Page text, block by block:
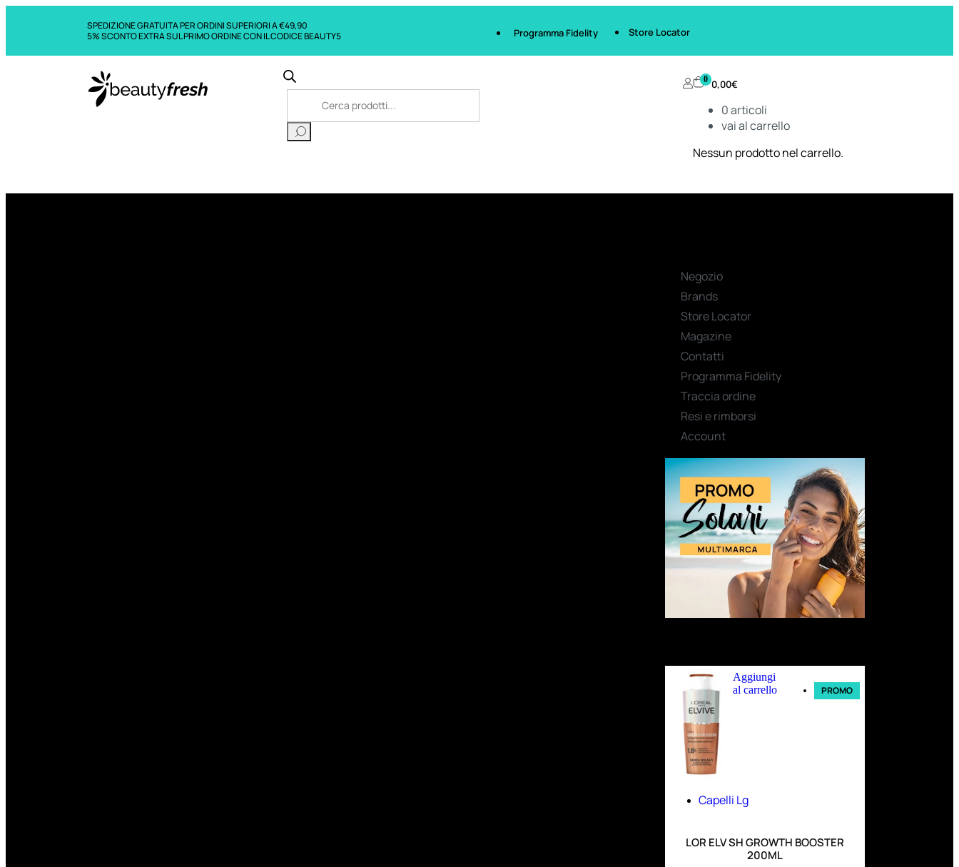
SPEDIZIONE GRATUITA PER ORDINI SUPERIORI A €49,90
5% SCONTO EXTRA SUL PRIMO ORDINE CON IL CODICE BEAUTY5
Programma Fidelity Store Locator
0 0,00€
0articoli
vai al carrello
Nessun prodotto nel carrello.
Negozio
Brands
Store Locator
Magazine
Contatti
Programma Fidelity
Traccia ordine
Resi e rimborsi
Account
Aggiungi
al carrello
PROMO
Capelli Lg
LOR ELV SH GROWTH BOOSTER
200ML